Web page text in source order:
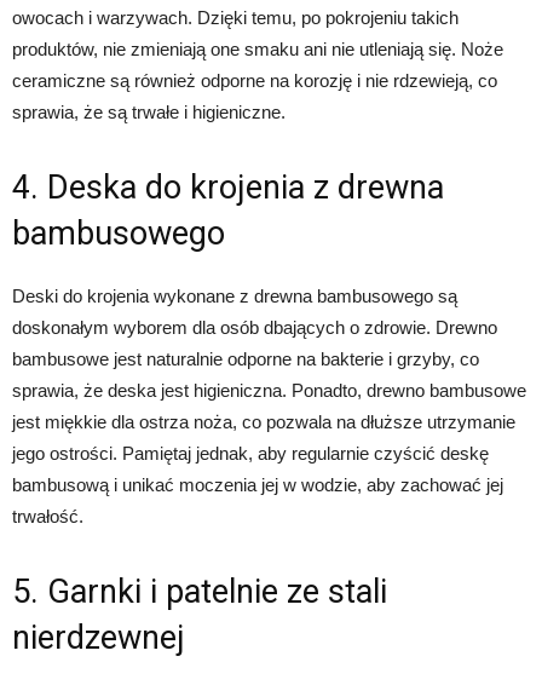
owocach i warzywach. Dzięki temu, po pokrojeniu takich
produktów, nie zmieniają one smaku ani nie utleniają się. Noże
ceramiczne są również odporne na korozję i nie rdzewieją, co
sprawia, że są trwałe i higieniczne.
4. Deska do krojenia z drewna
bambusowego
Deski do krojenia wykonane z drewna bambusowego są
doskonałym wyborem dla osób dbających o zdrowie. Drewno
bambusowe jest naturalnie odporne na bakterie i grzyby, co
sprawia, że deska jest higieniczna. Ponadto, drewno bambusowe
jest miękkie dla ostrza noża, co pozwala na dłuższe utrzymanie
jego ostrości. Pamiętaj jednak, aby regularnie czyścić deskę
bambusową i unikać moczenia jej w wodzie, aby zachować jej
trwałość.
5. Garnki i patelnie ze stali
nierdzewnej